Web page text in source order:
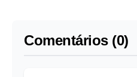
Comentários (0)